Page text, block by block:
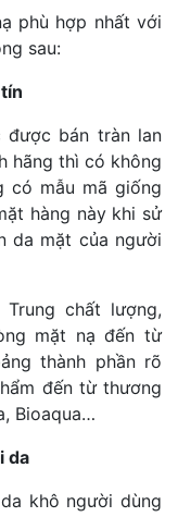
phù hợp nhất với
sau:
được bán tràn lan
hãng thì có không
có mẫu mã giống
hàng này khi sử
da mặt của người
chất lượng,
mặt nạ đến từ
thành phần rõ
đến từ thương
Bioaqua…
da
khô người dùng